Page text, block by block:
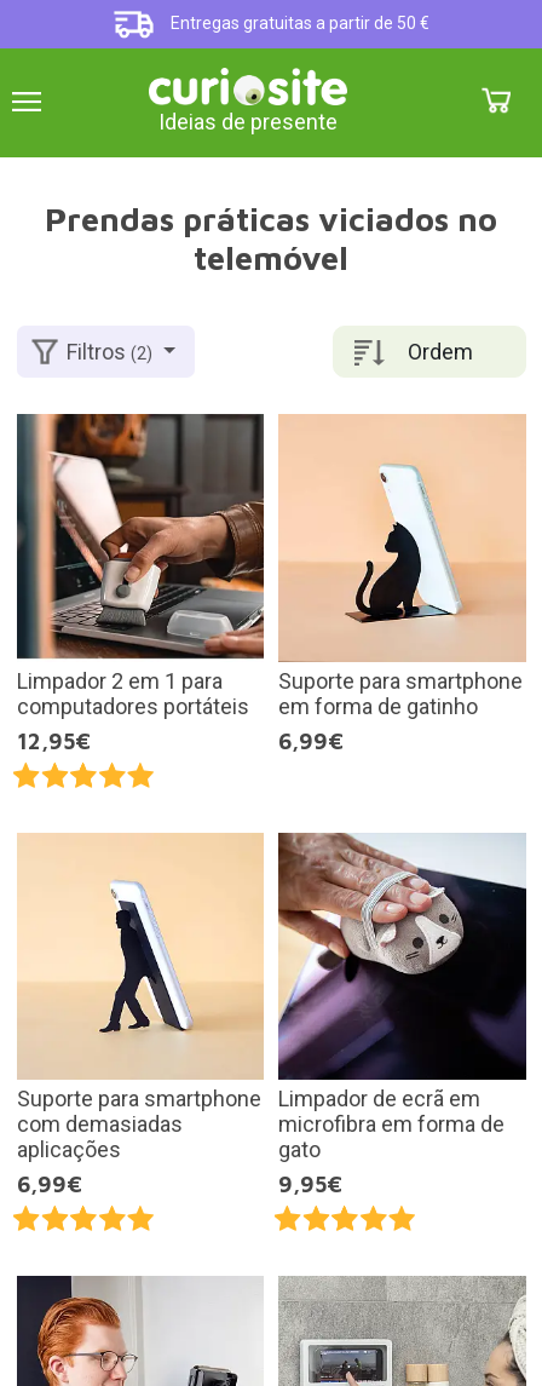
Entregas gratuitas a partir de 50 €
Ideias de presente
Prendas práticas viciados no
telemóvel
Ordem
Filtros(2)
Limpador 2 em 1 para
computadores portáteis
12,95€
Suporte para smartphone
em forma de gatinho
6,99€
Suporte para smartphone
com demasiadas
aplicações
6,99€
Limpador de ecrã em
microfibra em forma de
gato
9,95€